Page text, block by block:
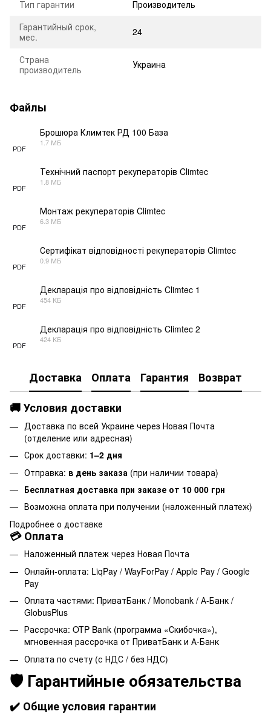
Тип гарантии
Производитель
Гарантийный срок,
мес.
24
Страна
производитель
Украина
Файлы
PDF
Брошюра Климтек РД 100 База
1.7 МБ
PDF
Технічний паспорт рекуператорів Climtec
1.8 МБ
PDF
Монтаж рекуператорів Climtec
6.3 МБ
PDF
Сертифікат відповідності рекуператорів Climtec
0.9 МБ
PDF
Декларація про відповідність Climtec 1
454 КБ
PDF
Декларація про відповідність Climtec 2
424 КБ
Доставка Оплата Гарантия
Возврат
🚚 Условия доставки
Доставка по всей Украине через Новая Почта
(отделение или адресная)
Срок доставки: 1–2 дня
Отправка: в день заказа (при наличии товара)
Бесплатная доставка при заказе от 10 000 грн
Возможна оплата при получении (наложенный платеж)
Подробнее о доставке
💳 Оплата
Наложенный платеж через Новая Почта
Онлайн-оплата: LiqPay / WayForPay / Apple Pay / Google
Pay
Оплата частями: ПриватБанк / Monobank / А-Банк /
GlobusPlus
Рассрочка: OTP Bank (программа «Скибочка»),
мгновенная рассрочка от ПриватБанк и А-Банк
Оплата по счету (с НДС / без НДС)
🛡️ Гарантийные обязательства
✔️ Общие условия гарантии